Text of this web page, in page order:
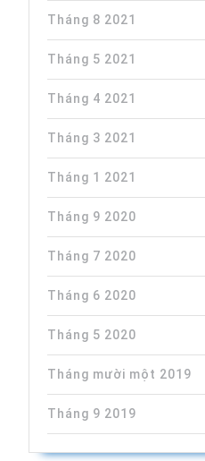
Tháng 8 2021
Tháng 5 2021
Tháng 4 2021
Tháng 3 2021
Tháng 1 2021
Tháng 9 2020
Tháng 7 2020
Tháng 6 2020
Tháng 5 2020
Tháng mười một 2019
Tháng 9 2019